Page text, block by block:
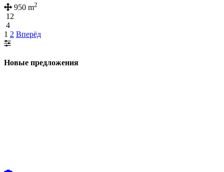
950 m2
12
4
1 2 Вперёд
Новые предложения